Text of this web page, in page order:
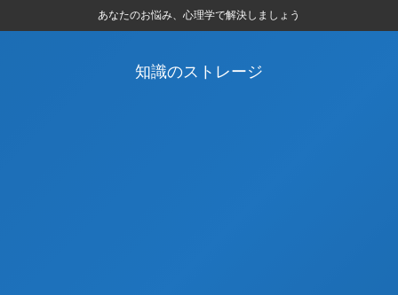
あなたのお悩み、心理学で解決しましょう
知識のストレージ